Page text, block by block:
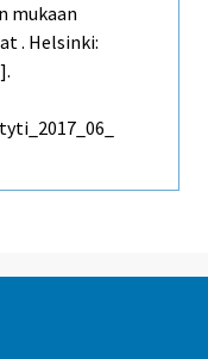
mukaan
. Helsinki: